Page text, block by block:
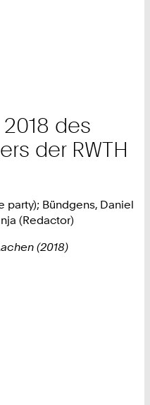
des
der RWTH
party); Bündgens, Daniel
(Redactor)
(2018)